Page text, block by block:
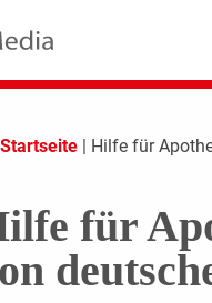
| Hilfe für
für